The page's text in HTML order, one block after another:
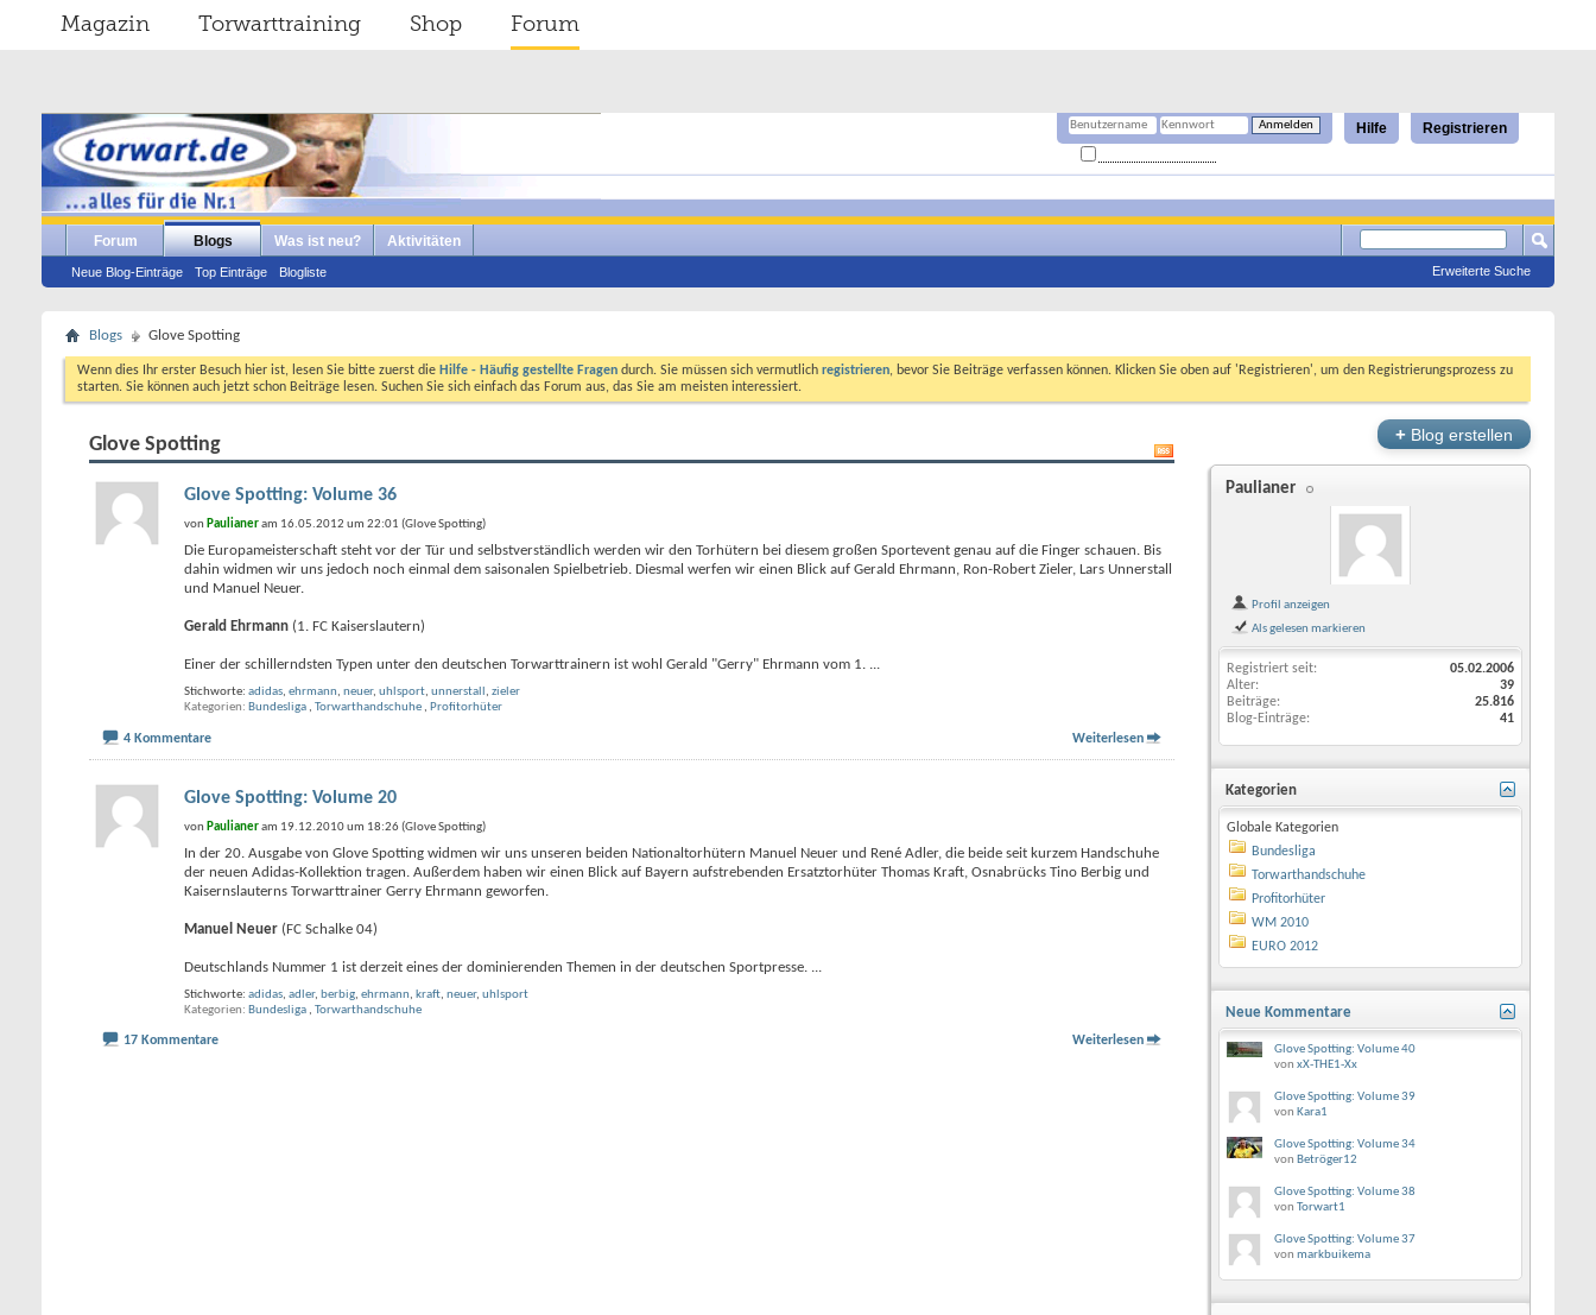
Magazin Torwarttraining Shop Forum
Registrieren
Hilfe
Forum Blogs
Neue Blog-Einträge Top Einträge Blogliste
Was ist neu? Aktivitäten
Erweiterte Suche
Blogs Glove Spotting
Wenn dies Ihr erster Besuch hier ist, lesen Sie bitte zuerst die Hilfe - Häufig gestellte Fragen durch. Sie müssen sich vermutlich registrieren, bevor Sie Beiträge verfassen können. Klicken Sie oben auf 'Registrieren', um den Registrierungsprozess zu
starten. Sie können auch jetzt schon Beiträge lesen. Suchen Sie sich einfach das Forum aus, das Sie am meisten interessiert.
Glove Spotting
Glove Spotting: Volume 36
von Paulianeram 16.05.2012 um 22:01 (Glove Spotting)
Die Europameisterschaft steht vor der Tür und selbstverständlich werden wir den Torhütern bei diesem großen Sportevent genau auf die Finger schauen. Bis
dahin widmen wir uns jedoch noch einmal dem saisonalen Spielbetrieb. Diesmal werfen wir einen Blick auf Gerald Ehrmann, Ron-Robert Zieler, Lars Unnerstall
und Manuel Neuer.
Gerald Ehrmann (1. FC Kaiserslautern)
Einer der schillerndsten Typen unter den deutschen Torwarttrainern ist wohl Gerald "Gerry" Ehrmann vom 1. ...
Stichworte: adidas, ehrmann, neuer, uhlsport, unnerstall , zieler
Kategorien
Bundesliga , Torwarthandschuhe , Profitorhüter
4 Kommentare Weiterlesen
Glove Spotting: Volume 20
von Paulianeram 19.12.2010 um 18:26 (Glove Spotting)
In der 20. Ausgabe von Glove Spotting widmen wir uns unseren beiden Nationaltorhütern Manuel Neuer und René Adler, die beide seit kurzem Handschuhe
der neuen Adidas-Kollektion tragen. Außerdem haben wir einen Blick auf Bayern aufstrebenden Ersatztorhüter Thomas Kraft, Osnabrücks Tino Berbig und
Kaisernslauterns Torwarttrainer Gerry Ehrmann geworfen.
Manuel Neuer (FC Schalke 04)
Deutschlands Nummer 1 ist derzeit eines der dominierenden Themen in der deutschen Sportpresse.
Stichworte: adidas, adler, berbig, ehrmann, kraft, neuer, uhlsport
Kategorien
Bundesliga , Torwarthandschuhe
17 Kommentare Weiterlesen
+ Blog erstellen
Paulianer
Profil anzeigen
Als gelesen markieren
Registriert seit
05.02.2006
Alter
39
Beiträge
25.816
Blog-Einträge
41
Kategorien
Globale Kategorien
Bundesliga
Torwarthandschuhe
Profitorhüter
WM 2010
EURO 2012
Neue Kommentare
Glove Spotting: Volume 40
von xX-THE1-Xx
Glove Spotting: Volume 39
von Kara1
Glove Spotting: Volume 34
von Betröger12
Glove Spotting: Volume 38
von Torwart1
Glove Spotting: Volume 37
von markbuikema